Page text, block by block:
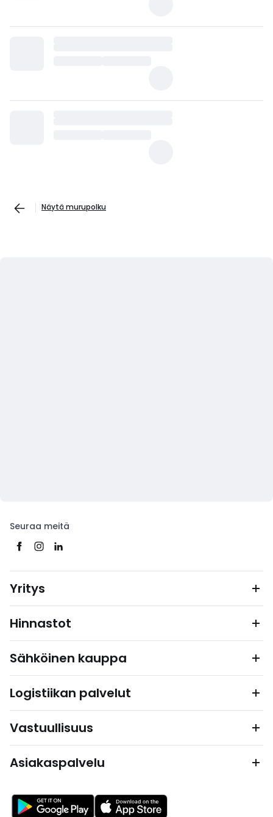
Näytä murupolku
Seuraa meitä
Yritys
Hinnastot
Sähköinen kauppa
Logistiikan palvelut
Vastuullisuus
Asiakaspalvelu